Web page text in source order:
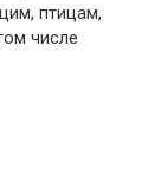
птицам,
числе